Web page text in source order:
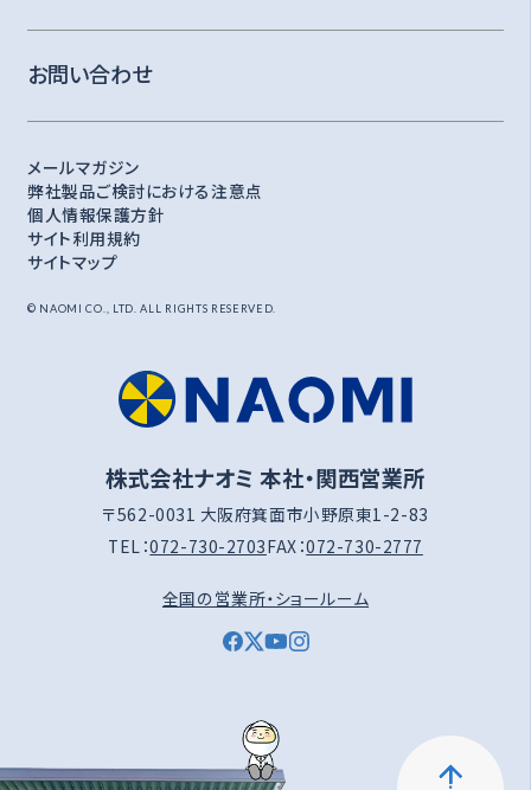
お問い合わせ
メールマガジン
弊社製品ご検討における注意点
個人情報保護方針
サイト利用規約
サイトマップ
© NAOMI CO., LTD. ALL RIGHTS RESERVED.
株式会社ナオミ 本社・関西営業所
〒562-0031 大阪府箕面市小野原東1-2-83
TEL：072-730-2703FAX：072-730-2777
全国の営業所・ショールーム